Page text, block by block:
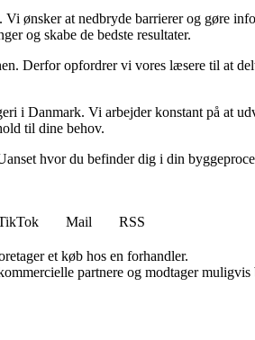
ønsker at nedbryde barrierer og gøre
og skabe de bedste resultater.
Derfor opfordrer vi vores læsere til at
i Danmark. Vi arbejder konstant på at
til dine behov.
hvor du befinder dig i din
Mail
RSS
et køb hos en forhandler.
partnere og modtager